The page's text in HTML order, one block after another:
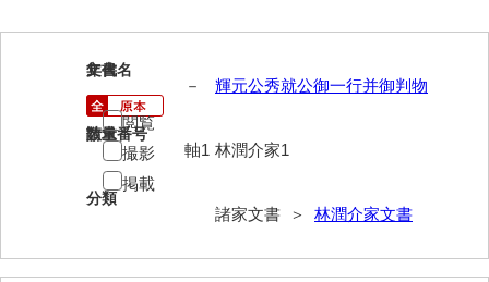
井上勉家文書（大和町）
井下家文書（埼玉県）
井原家文書
今井家文書
1
文書名
輝元公秀就公御一行并御判物
請求番号
林潤介家1
分類
諸家文書 ＞ 林潤介家文書
年代
－
数量
軸1
閲覧
撮影
掲載